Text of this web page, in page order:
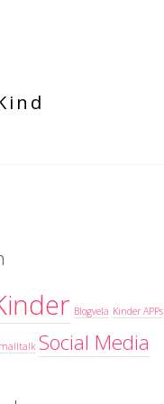
Blogvela Kinder APPs
Social Media